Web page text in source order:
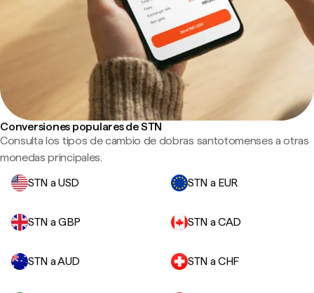
Conversiones populares de STN
Consulta los tipos de cambio de dobras santotomenses a otras
monedas principales.
STN a USD
STN a EUR
STN a GBP STN a CAD
STN a AUD STN a CHF